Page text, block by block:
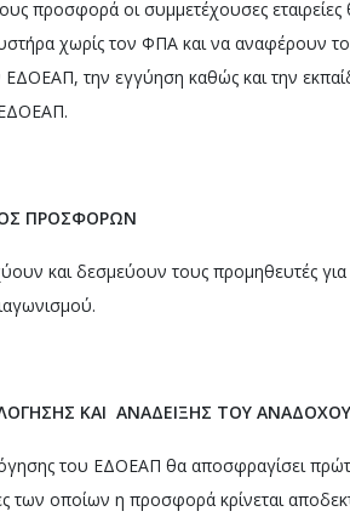
προσφορά οι συμμετέχουσες
χωρίς τον ΦΠΑ και να αναφέρουν
ΕΔΟΕΑΠ, την εγγύηση καθώς και την
ΠΡΟΣΦΟΡΩΝ
και δεσμεύουν τους προμηθευτές
ΚΑΙ ΑΝΑΔΕΙΞΗΣ ΤΟΥ ΑΝΑΔΟΧΟΥ
του ΕΔΟΕΑΠ θα αποσφραγίσει
των οποίων η προσφορά κρίνεται